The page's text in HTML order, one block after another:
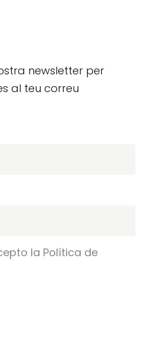
newsletter per
al teu correu
la Política de